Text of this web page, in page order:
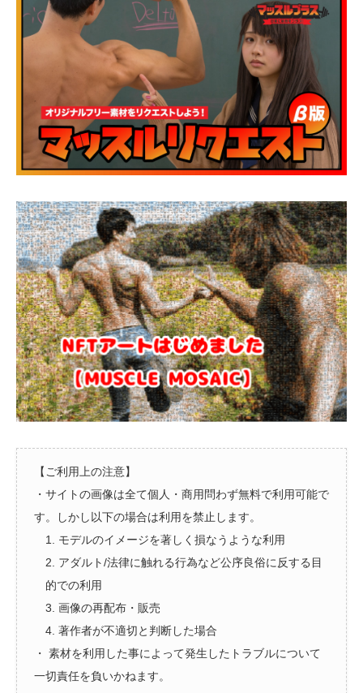
【ご利用上の注意】
・サイトの画像は全て個人・商用問わず無料で利用可能で
す。しかし以下の場合は利用を禁止します。
1. モデルのイメージを著しく損なうような利用
2. アダルト/法律に触れる行為など公序良俗に反する目
的での利用
3. 画像の再配布・販売
4. 著作者が不適切と判断した場合
・ 素材を利用した事によって発生したトラブルについて
一切責任を負いかねます。